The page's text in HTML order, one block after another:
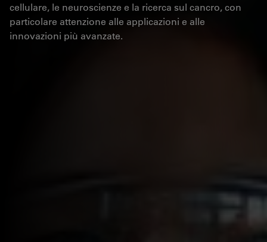
cellulare, le neuroscienze e la ricerca sul cancro, con
particolare attenzione alle applicazioni e alle
innovazioni più avanzate.